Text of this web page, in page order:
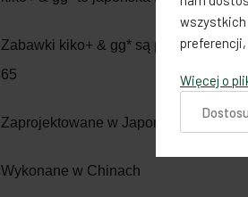
Zabawki kiko+ & gg* są
65
Zaprojektowane w Japonii
Wykonane w Chinach
wszystkich
preferencji,
Więcej o